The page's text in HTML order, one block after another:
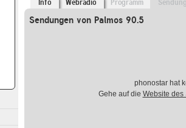
Info Webradio Programm
Sendungen von Palmos 90.5
phonostar hat
Gehe auf die Website des